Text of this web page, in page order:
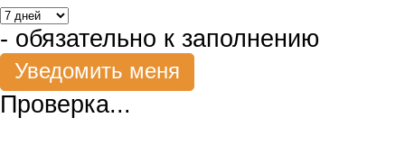
- обязательно к заполнению
Проверка...